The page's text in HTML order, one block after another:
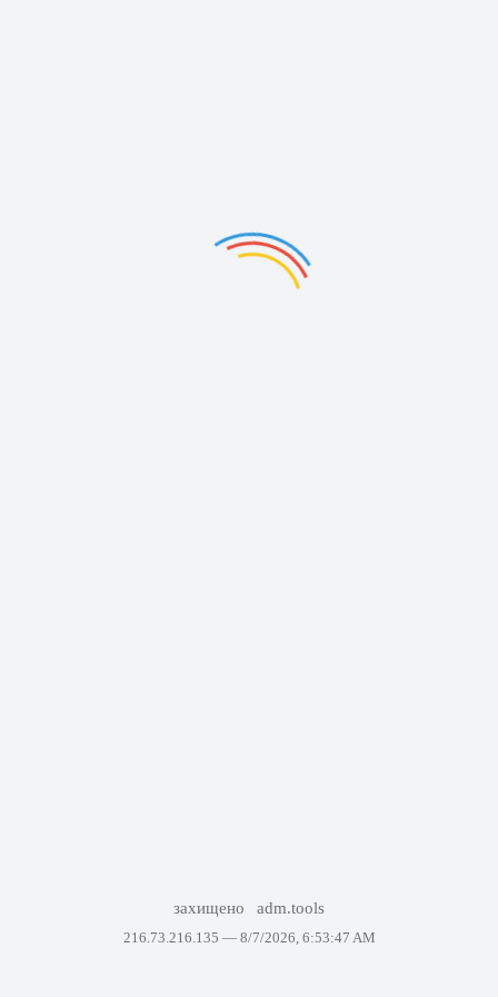
захищено adm.tools
216.73.216.135 — 8/7/2026, 6:53:47 AM